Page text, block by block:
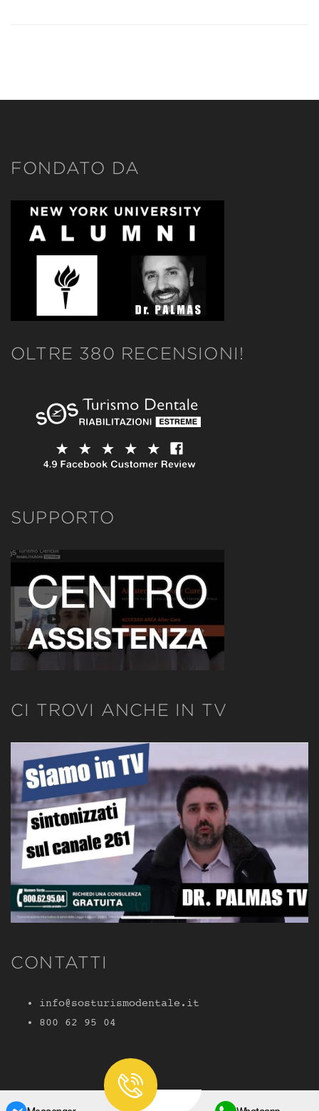
FONDATO DA
OLTRE 380 RECENSIONI!
SUPPORTO
CI TROVI ANCHE IN TV
CONTATTI
info@sosturismodentale.it
800 62 95 04